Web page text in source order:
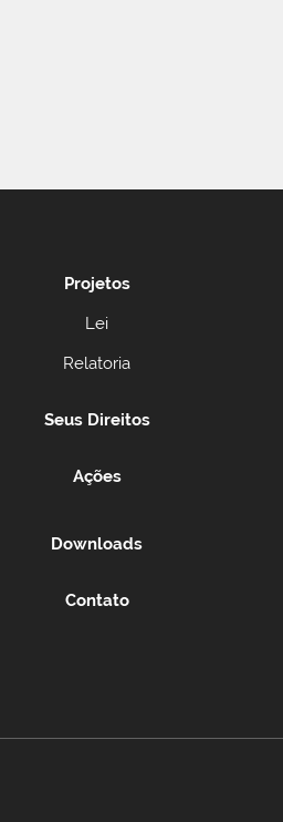
Projetos
Lei
Relatoria
Seus Direitos
Ações
Downloads
Contato